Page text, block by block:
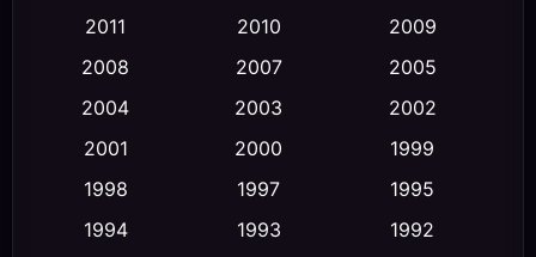
Conspiracy
Crime อาชญากรรม (352)
Culture (23)
2011
2010
2009
2008
2007
2005
2004
2003
2002
2001
2000
1999
1998
1997
1995
1994
1993
1992